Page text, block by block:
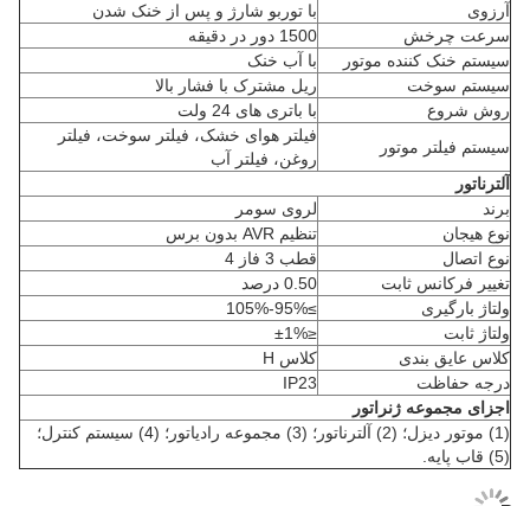
آرزوی
با توربو شارژ و پس از خنک شدن
سرعت چرخش
1500 دور در دقیقه
سیستم خنک کننده موتور
با آب خنک
سیستم سوخت
ریل مشترک با فشار بالا
روش شروع
با باتری های 24 ولت
سیستم فیلتر موتور
فیلتر هوای خشک، فیلتر سوخت، فیلتر
روغن، فیلتر آب
آلترناتور
برند
لروی سومر
نوع هیجان
تنظیم AVR بدون برس
نوع اتصال
قطب 3 فاز 4
تغییر فرکانس ثابت
0.50 درصد
ولتاژ بارگیری
≥95%-105%
ولتاژ ثابت
≤±1%
کلاس عایق بندی
کلاس H
درجه حفاظت
IP23
اجزای مجموعه ژنراتور
(1) موتور دیزل؛ (2) آلترناتور؛ (3) مجموعه رادیاتور؛ (4) سیستم کنترل؛
(5) قاب پایه.